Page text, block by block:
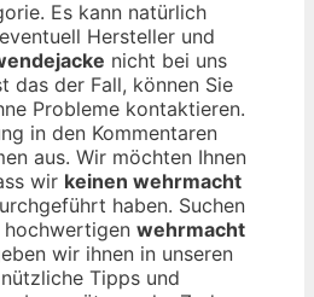
Es kann natürlich
Hersteller und
nicht bei uns
das der Fall, können Sie
Probleme kontaktieren.
in den Kommentaren
aus. Wir möchten Ihnen
wir keinen wehrmacht
haben. Suchen
hochwertigen wehrmacht
wir ihnen in unseren
Tipps und